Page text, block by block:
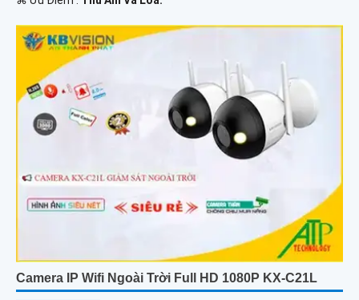
Camera IP Wifi Ngoài Trời Full HD 1080P KX-C21L